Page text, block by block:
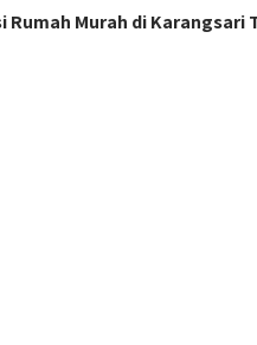
Rumah Murah di Karangsari